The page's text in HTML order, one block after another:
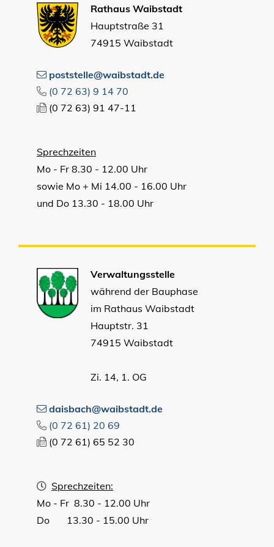
Rathaus Waibstadt
Hauptstraße 31
74915 Waibstadt
poststelle@waibstadt.de
(0 72 63) 9 14 70
(0 72 63) 91 47-11
Sprechzeiten
Mo - Fr 8.30 - 12.00 Uhr
sowie Mo + Mi 14.00 - 16.00 Uhr
und Do 13.30 - 18.00 Uhr
Verwaltungsstelle
während der Bauphase
im Rathaus Waibstadt
Hauptstr. 31
74915 Waibstadt
Zi. 14, 1. OG
daisbach@waibstadt.de
(0 72 61) 20 69
(0 72 61) 65 52 30
Sprechzeiten:
Mo - Fr 8.30 - 12.00 Uhr
Do 13.30 - 15.00 Uhr